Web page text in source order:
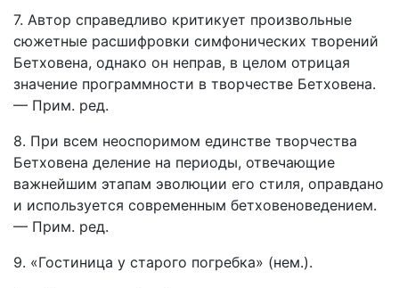
7. Автор справедливо критикует произвольные
сюжетные расшифровки симфонических творений
Бетховена, однако он неправ, в целом отрицая
значение программности в творчестве Бетховена.
— Прим. ред.
8. При всем неоспоримом единстве творчества
Бетховена деление на периоды, отвечающие
важнейшим этапам эволюции его стиля, оправдано
и используется современным бетховеноведением.
— Прим. ред.
9. «Гостиница у старого погребка» (нем.).